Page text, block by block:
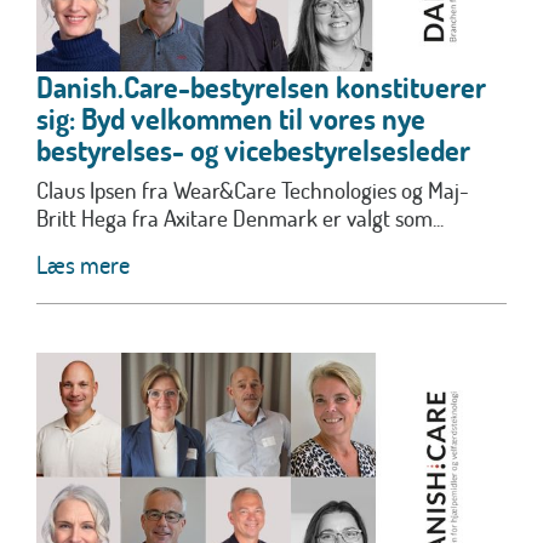
Danish.Care-bestyrelsen konstituerer
sig: Byd velkommen til vores nye
bestyrelses- og vicebestyrelsesleder
Claus Ipsen fra Wear&Care Technologies og Maj-
Britt Hega fra Axitare Denmark er valgt som...
Læs mere